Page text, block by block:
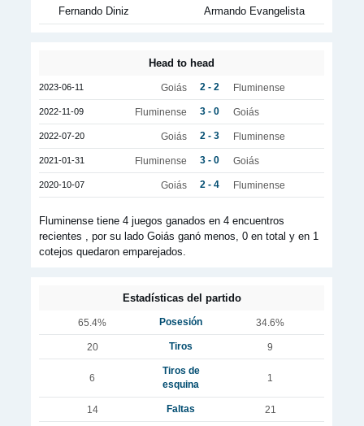
Fernando Diniz Armando Evangelista
Head to head
2023-06-11 Goiás 2 - 2 Fluminense
2022-11-09 Fluminense 3 - 0 Goiás
2022-07-20 Goiás 2 - 3 Fluminense
2021-01-31 Fluminense 3 - 0 Goiás
2020-10-07 Goiás 2 - 4 Fluminense
Fluminense tiene 4 juegos ganados en 4 encuentros
recientes , por su lado Goiás ganó menos, 0 en total y en 1
cotejos quedaron emparejados.
Estadísticas del partido
65.4% Posesión 34.6%
20 Tiros 9
6
Tiros de
esquina
1
14 Faltas 21